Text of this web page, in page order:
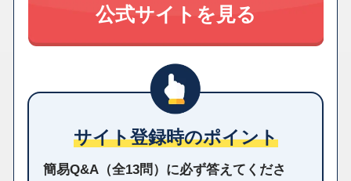
公式サイトを見る
サイト登録時のポイント
簡易Q&A（全13問）に必ず答えてくださ